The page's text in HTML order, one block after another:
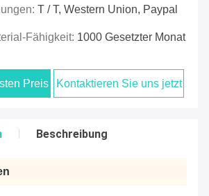
T / T, Western Union, Paypal
Fähigkeit: 1000 Gesetzter Monat
Preis Kontaktieren Sie uns jetzt
Beschreibung